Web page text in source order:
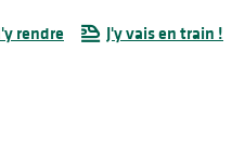
rendre J'y vais en train !